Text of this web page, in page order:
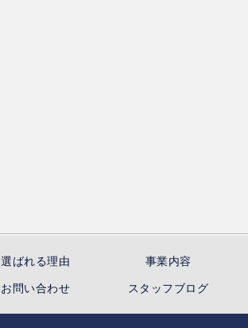
選ばれる理由 事業内容
お問い合わせ スタッフブログ